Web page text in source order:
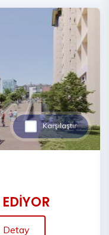
Karşılaştır
Detay